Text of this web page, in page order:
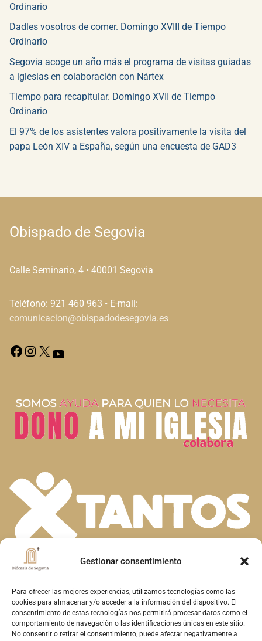
Gestionar consentimiento
Para ofrecer las mejores experiencias, utilizamos tecnologías como las
cookies para almacenar y/o acceder a la información del dispositivo. El
consentimiento de estas tecnologías nos permitirá procesar datos como el
comportamiento de navegación o las identificaciones únicas en este sitio.
No consentir o retirar el consentimiento, puede afectar negativamente a
Ordinario
Dadles vosotros de comer. Domingo XVIII de Tiempo
Ordinario
Segovia acoge un año más el programa de visitas guiadas
a iglesias en colaboración con Nártex
Tiempo para recapitular. Domingo XVII de Tiempo
Ordinario
El 97% de los asistentes valora positivamente la visita del
papa León XIV a España, según una encuesta de GAD3
Obispado de Segovia
Calle Seminario, 4 • 40001 Segovia
Teléfono: 921 460 963 • E-mail:
comunicacion@obispadodesegovia.es
En la diversidad de dones que el Espíritu
Santo concede a la Iglesia, descubrimos la
riqueza de nuestra fe. Unidos en la oración y
el servicio, construimos juntos el Reino de